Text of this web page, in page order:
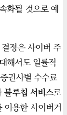
화될 것으로 예
정은 사이버 주
해서도 일률적
권사별 수수료
블루칩 서비스로
이용한 사이버거